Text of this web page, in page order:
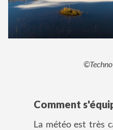
Comment
La météo est très